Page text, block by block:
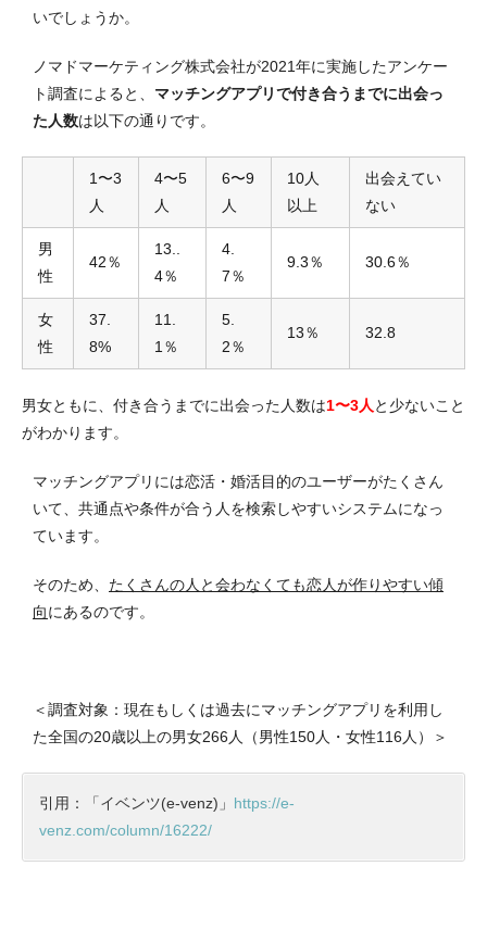
いでしょうか。
ノマドマーケティング株式会社が2021年に実施したアンケー
ト調査によると、 マッチングアプリで付き合うまでに出会っ
た人数は以下の通りです。
1〜3
人
4〜5
人
6〜9
人
10人
以上
出会えてい
ない
男
性
42％
13..
4％
4.
7％
9.3％ 30.6％
女
性
37.
8%
11.
1％
5.
2％
13％ 32.8
男女ともに、付き合うまでに出会った人数は1〜3人 と少ないこと
がわかります。
マッチングアプリには恋活・婚活目的のユーザーがたくさん
いて、共通点や条件が合う人を検索しやすいシステムになっ
ています。
そのため、 たくさんの人と会わなくても恋人が作りやすい傾
向にあるのです。
＜調査対象：現在もしくは過去にマッチングアプリを利用し
た全国の20歳以上の男女266人（男性150人・女性116人）＞
引用：「イベンツ(e-venz)」 https://e-
venz.com/column/16222/